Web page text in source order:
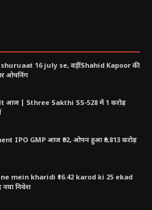
16 july se, वहीं Shahid Kapoor की
ओपनिंग
आज | Sthree Sakthi SS-528 में 1 करोड़
IPO GMP आज ₹92, ओपन हुआ ₹9,813 करोड़
mein kharidi ₹16.42 karod ki 25 ekad
नया निवेश